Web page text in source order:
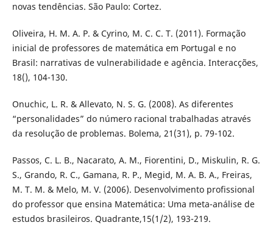
novas tendências. São Paulo: Cortez.
Oliveira, H. M. A. P. & Cyrino, M. C. C. T. (2011). Formação
inicial de professores de matemática em Portugal e no
Brasil: narrativas de vulnerabilidade e agência. Interacções,
18(), 104-130.
Onuchic, L. R. & Allevato, N. S. G. (2008). As diferentes
“personalidades” do número racional trabalhadas através
da resolução de problemas. Bolema, 21(31), p. 79-102.
Passos, C. L. B., Nacarato, A. M., Fiorentini, D., Miskulin, R. G.
S., Grando, R. C., Gamana, R. P., Megid, M. A. B. A., Freiras,
M. T. M. & Melo, M. V. (2006). Desenvolvimento profissional
do professor que ensina Matemática: Uma meta-análise de
estudos brasileiros. Quadrante,15(1/2), 193-219.